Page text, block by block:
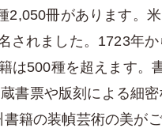
冊があります。
されました。1723年か
は500種を超えます。
書票や版刻による細
籍の装幀芸術の美がご